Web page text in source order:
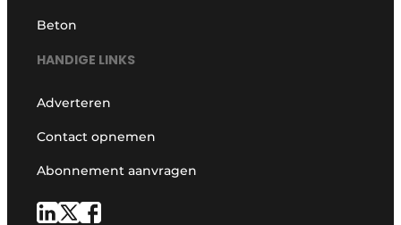
Beton
HANDIGE LINKS
Adverteren
Contact opnemen
Abonnement aanvragen